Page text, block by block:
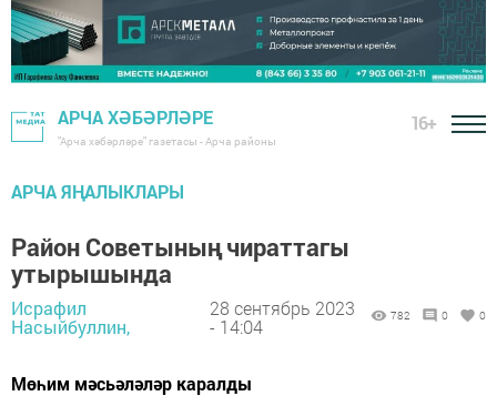
АРЧА ХӘБӘРЛӘРЕ
"Арча хәбәрләре" газетасы - Арча районы
16+
АРЧА ЯҢАЛЫКЛАРЫ
Район Советының чираттагы
утырышында
Исрафил
Насыйбуллин,
28 сентябрь 2023
- 14:04
782 0 0
Мөһим мәсьәләләр каралды